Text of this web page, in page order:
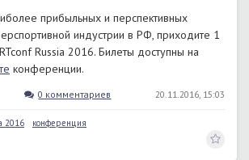
прибыльных и перспективных
индустрии в РФ, приходите 1
Russia 2016. Билеты доступны на
конференции.
0 комментариев 20.11.2016, 15:03
2016 конференция